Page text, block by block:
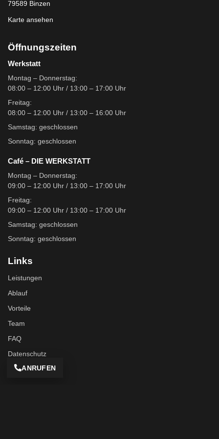
79589 Binzen
Karte ansehen
Öffnungszeiten
Werkstatt
Montag – Donnerstag:
08:00 – 12:00 Uhr / 13:00 – 17:00 Uhr
Freitag:
08:00 – 12:00 Uhr / 13:00 – 16:00 Uhr
Samstag: geschlossen
Sonntag: geschlossen
Café – DIE WERKSTATT
Montag – Donnerstag:
09:00 – 12:00 Uhr / 13:00 – 17:00 Uhr
Freitag:
09:00 – 12:00 Uhr / 13:00 – 17:00 Uhr
Samstag: geschlossen
Sonntag: geschlossen
Links
Leistungen
Ablauf
Vorteile
Team
FAQ
Datenschutz
Impressum
ANRUFEN